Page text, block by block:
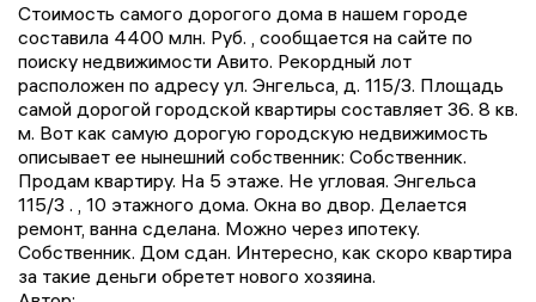
Стоимость самого дорогого дома в нашем городе
составила 4400 млн. Руб. , сообщается на сайте по
поиску недвижимости Авито. Рекордный лот
расположен по адресу ул. Энгельса, д. 115/3. Площадь
самой дорогой городской квартиры составляет 36. 8 кв.
м. Вот как самую дорогую городскую недвижимость
описывает ее нынешний собственник: Собственник.
Продам квартиру. На 5 этаже. Не угловая. Энгельса
115/3 . , 10 этажного дома. Окна во двор. Делается
ремонт, ванна сделана. Можно через ипотеку.
Собственник. Дом сдан. Интересно, как скоро квартира
за такие деньги обретет нового хозяина.